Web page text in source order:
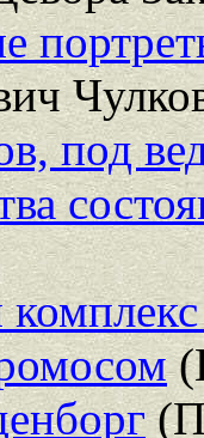
под